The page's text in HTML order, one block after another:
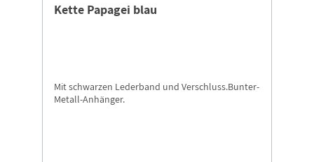
Kette Papagei blau
Mit schwarzen Lederband und Verschluss.Bunter-
Metall-Anhänger.